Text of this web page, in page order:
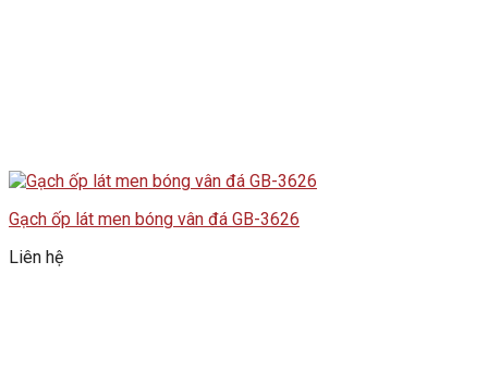
Gạch ốp lát men bóng vân đá GB-3626
Liên hệ